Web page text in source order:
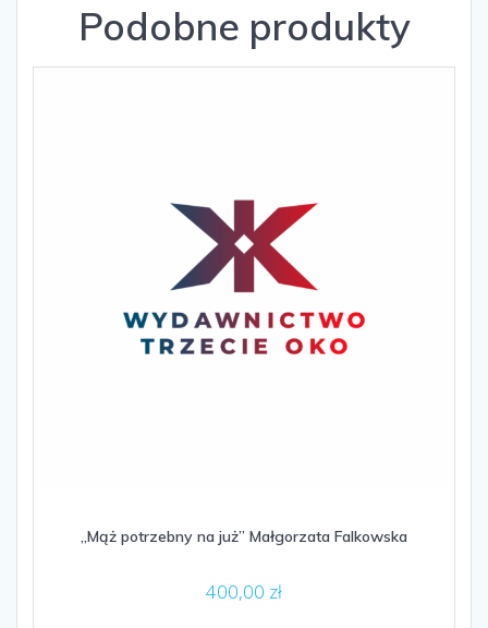
Podobne produkty
„Mąż potrzebny na już” Małgorzata Falkowska
400,00 zł